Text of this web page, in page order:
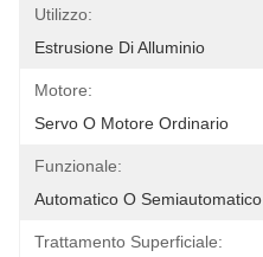
Utilizzo:
Estrusione Di Alluminio
Motore:
Servo O Motore Ordinario
Funzionale:
Automatico O Semiautomatico
Trattamento Superficiale: